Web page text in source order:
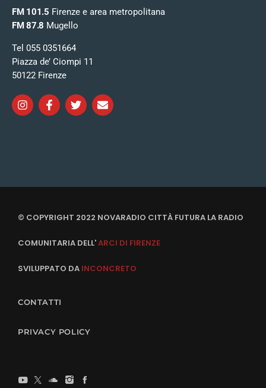
FM 101.5 Firenze e area metropolitana
FM 87.8 Mugello
Tel 055 0351664
Piazza de’ Ciompi 11
50122 Firenze
© COPYRIGHT 2022 NOVARADIO CITTÀ FUTURA LA RADIO
COMUNITARIA DELL'ARCI DI FIRENZE
SVILUPPATO DA INCONCRETO
CONTATTI
PRIVACY POLICY